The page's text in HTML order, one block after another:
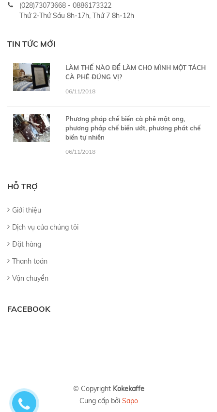
(028)73073668 - 0886173322
Thứ 2-Thứ Sáu 8h-17h, Thứ 7 8h-12h
TIN TỨC MỚI
LÀM THẾ NÀO ĐỂ LÀM CHO MÌNH MỘT TÁCH
CÀ PHÊ ĐÚNG VỊ?
06/11/2018
Phương pháp chế biến cà phê mật ong,
phương pháp chế biến ướt, phương phát chế
biến tự nhiên
06/11/2018
HỖ TRỢ
Giới thiệu
Dịch vụ của chúng tôi
Đặt hàng
Thanh toán
Vận chuyển
FACEBOOK
© Copyright Kokekaffe
Cung cấp bởi Sapo